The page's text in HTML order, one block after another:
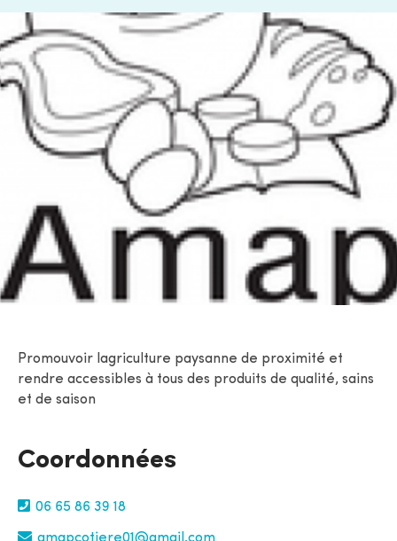
Promouvoir lagriculture paysanne de proximité et
rendre accessibles à tous des produits de qualité, sains
et de saison
Coordonnées
06 65 86 39 18